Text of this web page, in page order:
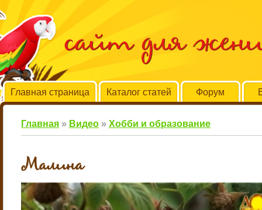
сайт для
Главная страница Каталог статей Форум
Главная » Видео » Хобби и образование
Малина